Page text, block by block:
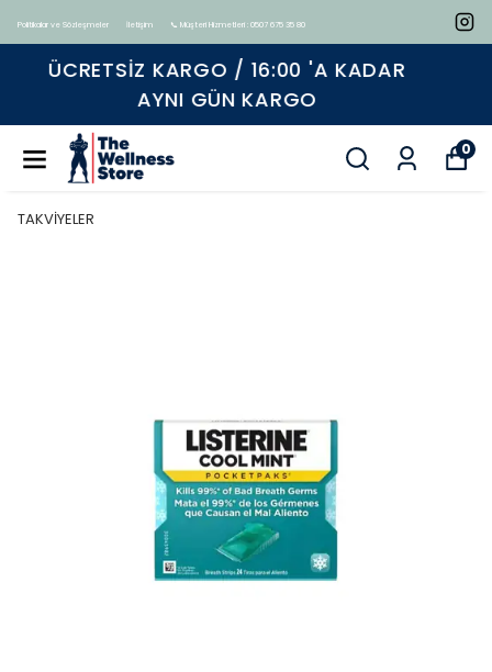
Politikalar ve Sözleşmeler İletişim 📞 Müşteri Hizmetleri : 0507 675 35 80
Tüm ürünlerde geçerli %15 indirim
0
TAKVİYELER